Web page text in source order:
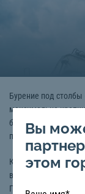
Бурение под столбы
максимально
бетоном, что и
продлевает срок
Копать лунки
выкопать хотя бы
Поэтому для
Вы
этом